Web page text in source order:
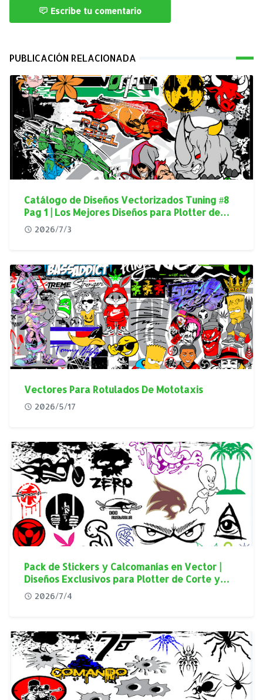
Escribe tu comentario
PUBLICACIÓN RELACIONADA
Catálogo de Diseños Vectorizados Tuning #8
Pag 1 | Los Mejores Diseños para Plotter de
Corte
2026/7/3
Vectores Para Rotulados De Mototaxis
2026/5/17
Pack de Stickers y Calcomanías en Vector |
Diseños Exclusivos para Plotter de Corte y
Personalización Automotriz
2026/7/4